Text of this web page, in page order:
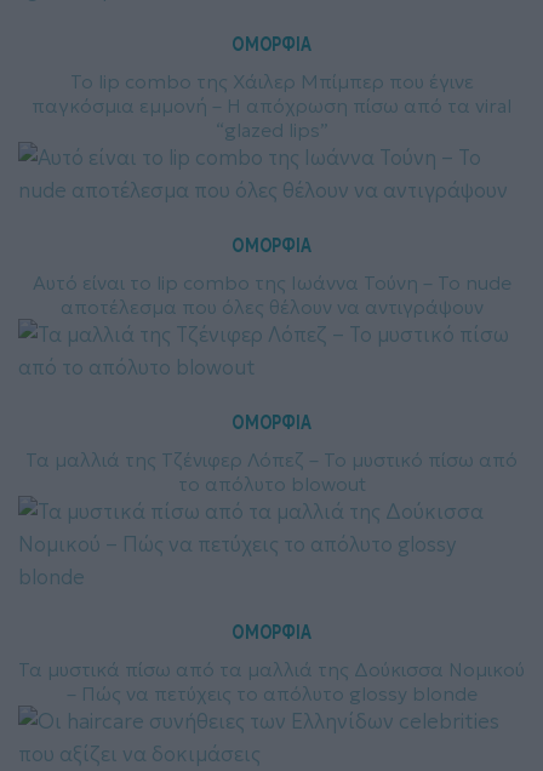
ΟΜΟΡΦΙΑ
Το lip combo της Χάιλερ Μπίμπερ που έγινε
παγκόσμια εμμονή – Η απόχρωση πίσω από τα viral
“glazed lips”
ΟΜΟΡΦΙΑ
Αυτό είναι το lip combo της Ιωάννα Τούνη – Το nude
αποτέλεσμα που όλες θέλουν να αντιγράψουν
ΟΜΟΡΦΙΑ
Τα μαλλιά της Τζένιφερ Λόπεζ – Το μυστικό πίσω από
το απόλυτο blowout
ΟΜΟΡΦΙΑ
Τα μυστικά πίσω από τα μαλλιά της Δούκισσα Νομικού
– Πώς να πετύχεις το απόλυτο glossy blonde